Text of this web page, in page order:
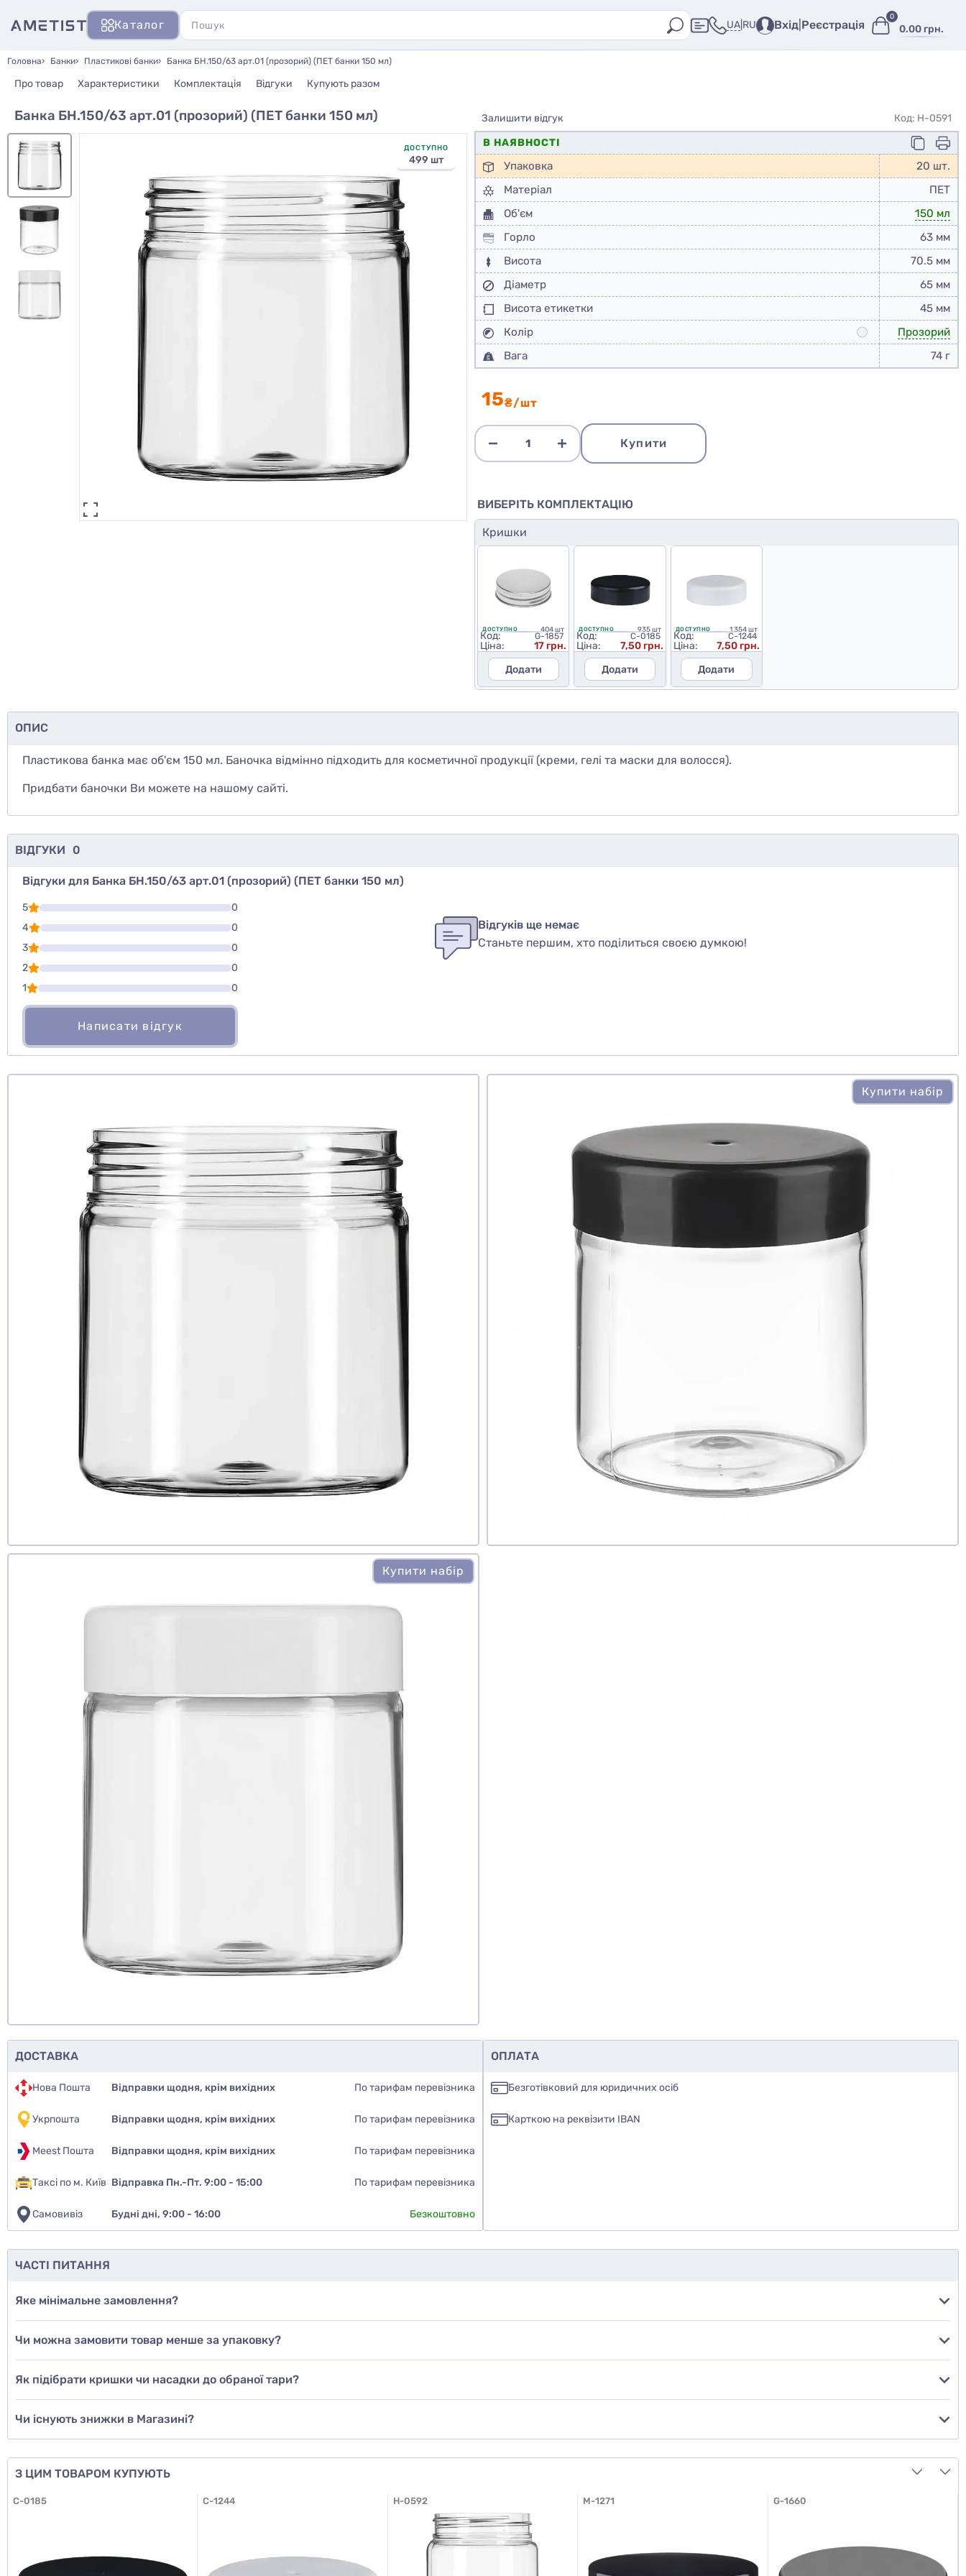
Каталог UA RU Вхід Реєстрація 0.00 грн.
0
Головна Банки Пластикові банки Банка БН.150/63 арт.01 (прозорий) (ПЕТ банки 150 мл)
Про товар Характеристики Комплектація Відгуки Купують разом
Банка БН.150/63 арт.01 (прозорий) (ПЕТ банки 150 мл)
ДОСТУПНО
499 шт
15₴/шт
Купити
Залишити відгук
Код: H-0591
В НАЯВНОСТІ
Упаковка
20 шт.
Матеріал
ПЕТ
Об'єм
150 мл
Горло
63 мм
Висота
70.5 мм
Діаметр
65 мм
Висота етикетки
45 мм
Колір
Прозорий
Вага
74 г
ВИБЕРІТЬ КОМПЛЕКТАЦІЮ
Кришки
ДОСТУПНО 404 шт
Код: G-1857
Ціна:
17 грн.
Додати
ДОСТУПНО 935 шт
Код: C-0185
Ціна:
7,50 грн.
Додати
ДОСТУПНО 1 354 шт
Код: C-1244
Ціна:
7,50 грн.
Додати
ОПИС
Пластикова банка має об'єм 150 мл. Баночка відмінно підходить для косметичної продукції (креми, гелі та маски для волосся).
Придбати баночки Ви можете на нашому сайті.
ВІДГУКИ 0
Відгуки для Банка БН.150/63 арт.01 (прозорий) (ПЕТ банки 150 мл)
5
0
4
0
3
0
2
0
1
0
Написати відгук
Чи рекомендуєте ви цей товар
Додати відгук
Відгуків ще немає
Станьте першим, хто поділиться своєю думкою!
Купити набір
Купити набір
ДОСТАВКА
Нова Пошта Відправки щодня, крім вихідних По тарифам перевізника
Укрпошта Відправки щодня, крім вихідних По тарифам перевізника
Meest Пошта Відправки щодня, крім вихідних По тарифам перевізника
Таксі по м. Київ Відправка Пн.-Пт. 9:00 - 15:00 По тарифам перевізника
Самовивіз Будні дні, 9:00 - 16:00 Безкоштовно
ОПЛАТА
Безготівковий для юридичних осіб
Карткою на реквізити IBAN
ЧАСТІ ПИТАННЯ
Яке мінімальне замовлення?
Чи можна замовити товар менше за упаковку?
Як підібрати кришки чи насадки до обраної тари?
Чи існують знижки в Магазині?
З ЦИМ ТОВАРОМ КУПУЮТЬ
C-0185 C-1244 H-0592 M-1271 G-1660